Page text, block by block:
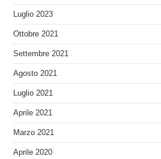
Luglio 2023
Ottobre 2021
Settembre 2021
Agosto 2021
Luglio 2021
Aprile 2021
Marzo 2021
Aprile 2020